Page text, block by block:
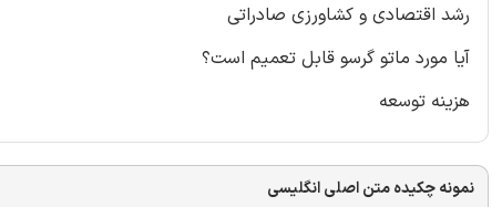
رشد اقتصادی و کشاورزی صادراتی
آیا مورد ماتو گرسو قابل تعمیم است؟
هزینه توسعه
نمونه چکیده متن اصلی انگلیسی